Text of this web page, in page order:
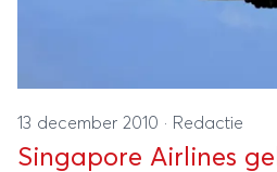
13 december 2010 · Redactie
Singapore Airlines